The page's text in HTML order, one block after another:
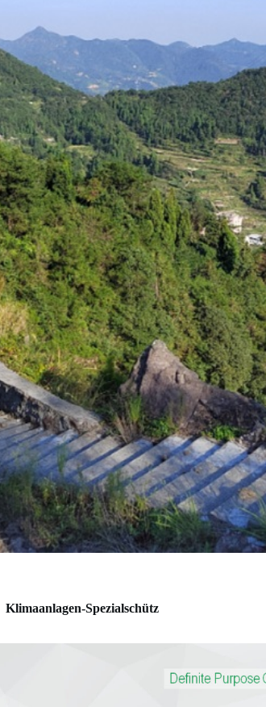
Klimaanlagen-Spezialschütz